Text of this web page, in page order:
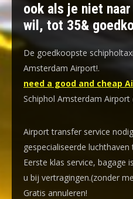
ook als je niet
wil, tot 35&
De goedkoopste
Amsterdam Airport!.
need a good and cheap
Schiphol Amsterdam
Airport transfer service
gespecialiseerde luchthaven
Eerste klas service, bagage
u bij vertragingen.(zonder
Gratis annuleren!